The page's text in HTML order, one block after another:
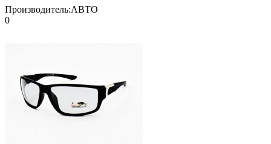
Производитель:АВТО
0